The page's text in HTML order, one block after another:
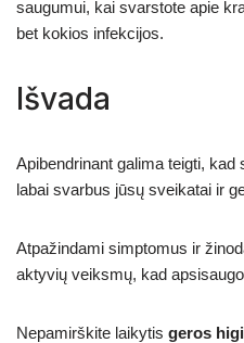
saugumui, kai svarstote apie
bet kokios infekcijos.
Išvada
Apibendrinant galima teigti, kad
labai svarbus jūsų sveikatai ir
Atpažindami simptomus ir
aktyvių veiksmų, kad
Nepamirškite laikytis geros